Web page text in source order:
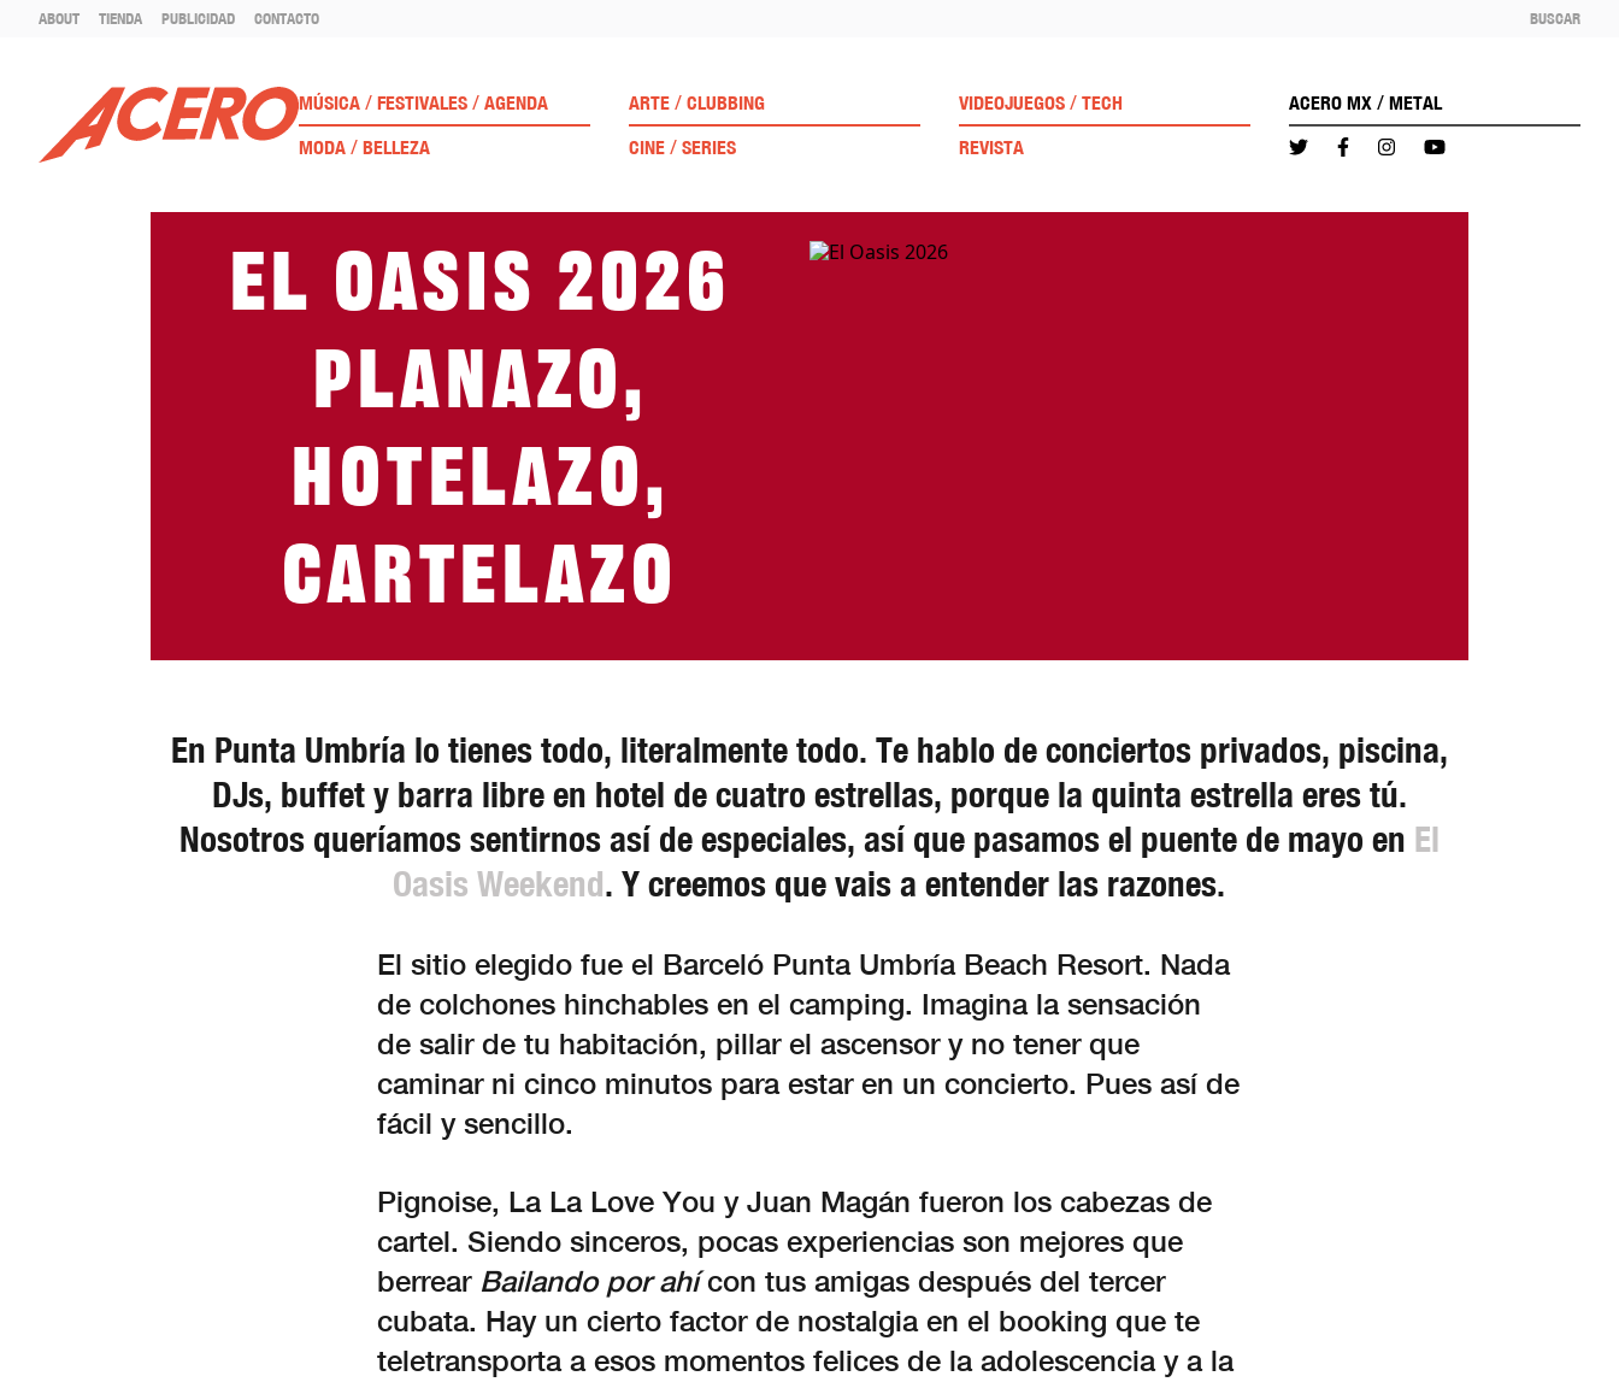
ABOUT TIENDA PUBLICIDAD CONTACTO BUSCAR
MÚSICA / FESTIVALES / AGENDA ARTE / CLUBBING VIDEOJUEGOS / TECH ACERO MX / METAL
MODA / BELLEZA CINE / SERIES REVISTA
El Oasis 2026
Planazo,
hotelazo,
cartelazo
En Punta Umbría lo tienes todo, literalmente todo. Te hablo de conciertos privados, piscina,
DJs, buffet y barra libre en hotel de cuatro estrellas, porque la quinta estrella eres tú.
Nosotros queríamos sentirnos así de especiales, así que pasamos el puente de mayo en El
Oasis Weekend. Y creemos que vais a entender las razones.
El sitio elegido fue el Barceló Punta Umbría Beach Resort. Nada
de colchones hinchables en el camping. Imagina la sensación
de salir de tu habitación, pillar el ascensor y no tener que
caminar ni cinco minutos para estar en un concierto. Pues así de
fácil y sencillo.
Pignoise, La La Love You y Juan Magán fueron los cabezas de
cartel. Siendo sinceros, pocas experiencias son mejores que
berrear Bailando por ahícon tus amigas después del tercer
cubata. Hay un cierto factor de nostalgia en el booking que te
teletransporta a esos momentos felices de la adolescencia y a la